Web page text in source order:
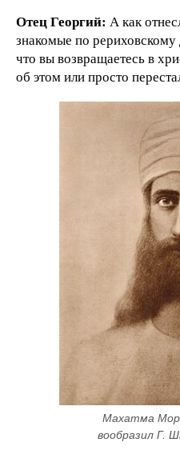
Отец Георгий: А как
знакомые по
что вы возвращаетесь в
об этом или просто
Махатма
вообразил Г.